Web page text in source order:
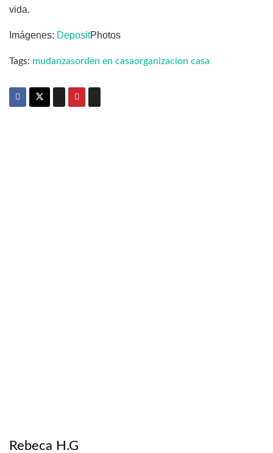
vida.
Imágenes: DepositPhotos
Tags: mudanzasorden en casaorganizacion casa
Rebeca H.G